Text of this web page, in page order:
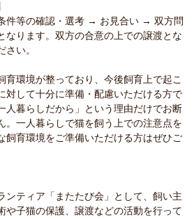
件等の確認・選考 → お見合い → 双方問
なります。双方の合意の上での譲渡とな
さい。
育環境が整っており、今後飼育上で起こ
対して十分に準備・配慮いただける方で
人暮らしだから」という理由だけでお断
。一人暮らしで猫を飼う上での注意点を
飼育環境をご準備いただける方はぜひご
ンティア「またたび会」として、飼い主
や子猫の保護、譲渡などの活動を行って